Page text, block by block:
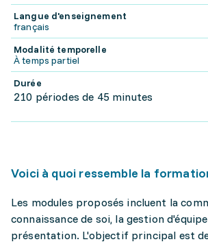
Langue d'enseignement
français
Modalité temporelle
À temps partiel
Durée
210 périodes de 45 minutes
Voici à quoi ressemble la
Les modules proposés incluent la
connaissance de soi, la gestion
présentation. L'objectif principal est